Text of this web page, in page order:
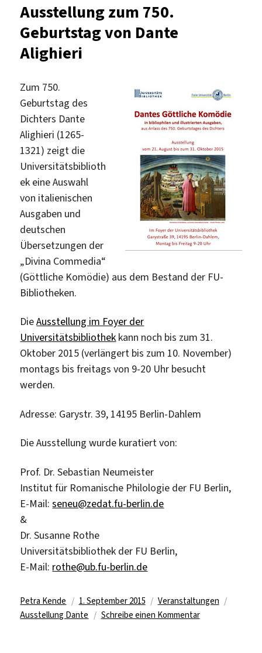
Universitätsbibliothek
ab
dem
direkt
zugänglich
Ausstellung zum 750.
Geburtstag von Dante
Alighieri
Zum 750.
Geburtstag des
Dichters Dante
Alighieri (1265-
1321) zeigt die
Universitätsbiblioth
ek eine Auswahl
von italienischen
Ausgaben und
deutschen
Übersetzungen der
„Divina Commedia“
(Göttliche Komödie) aus dem Bestand der FU-
Bibliotheken.
DieAusstellung im Foyer der
Universitätsbibliothek kann noch bis zum 31.
Oktober 2015 (verlängert bis zum 10. November)
montags bis freitags von 9-20 Uhr besucht
werden.
Adresse: Garystr. 39, 14195 Berlin-Dahlem
Die Ausstellung wurde kuratiert von:
Prof. Dr. Sebastian Neumeister
Institut für Romanische Philologie der FU Berlin,
E-Mail:seneu@zedat.fu-berlin.de
&
Dr. Susanne Rothe
Universitätsbibliothek der FU Berlin,
E-Mail: rothe@ub.fu-berlin.de
Autor
Petra Kende
Veröffentlicht
am
1. September 2015 Kategorien
Veranstaltungen
Ausstellung Dante
Schreibe einen Kommentarzu